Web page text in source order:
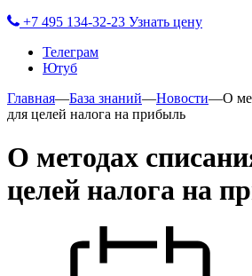
+7 495 134-32-23 Узнать цену
Телеграм
Ютуб
Главная—База знаний—Новости—О
для целей налога на прибыль
О методах
целей налога на